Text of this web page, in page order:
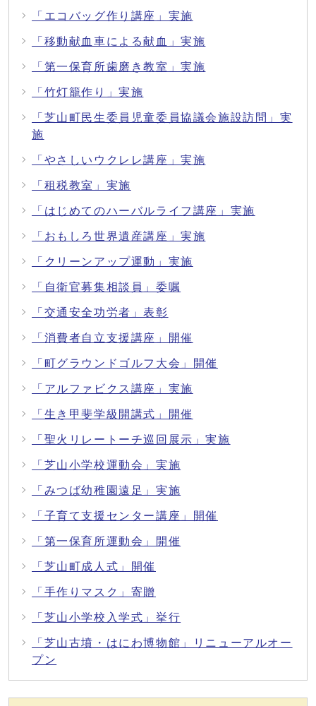
「エコバッグ作り講座」実施
「移動献血車による献血」実施
「第一保育所歯磨き教室」実施
「竹灯籠作り」実施
「芝山町民生委員児童委員協議会施設訪問」実
施
「やさしいウクレレ講座」実施
「租税教室」実施
「はじめてのハーバルライフ講座」実施
「おもしろ世界遺産講座」実施
「クリーンアップ運動」実施
「自衛官募集相談員」委嘱
「交通安全功労者」表彰
「消費者自立支援講座」開催
「町グラウンドゴルフ大会」開催
「アルファビクス講座」実施
「生き甲斐学級開講式」開催
「聖火リレートーチ巡回展示」実施
「芝山小学校運動会」実施
「みつば幼稚園遠足」実施
「子育て支援センター講座」開催
「第一保育所運動会」開催
「芝山町成人式」開催
「手作りマスク」寄贈
「芝山小学校入学式」挙行
「芝山古墳・はにわ博物館」リニューアルオー
プン